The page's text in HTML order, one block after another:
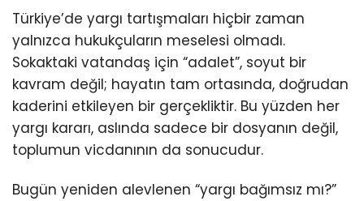
Türkiye’de yargı tartışmaları hiçbir zaman
yalnızca hukukçuların meselesi olmadı.
Sokaktaki vatandaş için “adalet”, soyut bir
kavram değil; hayatın tam ortasında, doğrudan
kaderini etkileyen bir gerçekliktir. Bu yüzden her
yargı kararı, aslında sadece bir dosyanın değil,
toplumun vicdanının da sonucudur.
Bugün yeniden alevlenen “yargı bağımsız mı?”